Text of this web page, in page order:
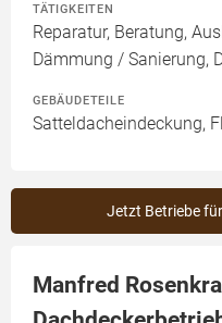
TÄTIGKEITEN
Reparatur, Beratung,
Dämmung / Sanierung,
GEBÄUDETEILE
Satteldacheindeckung,
Jetzt Betriebe
Manfred